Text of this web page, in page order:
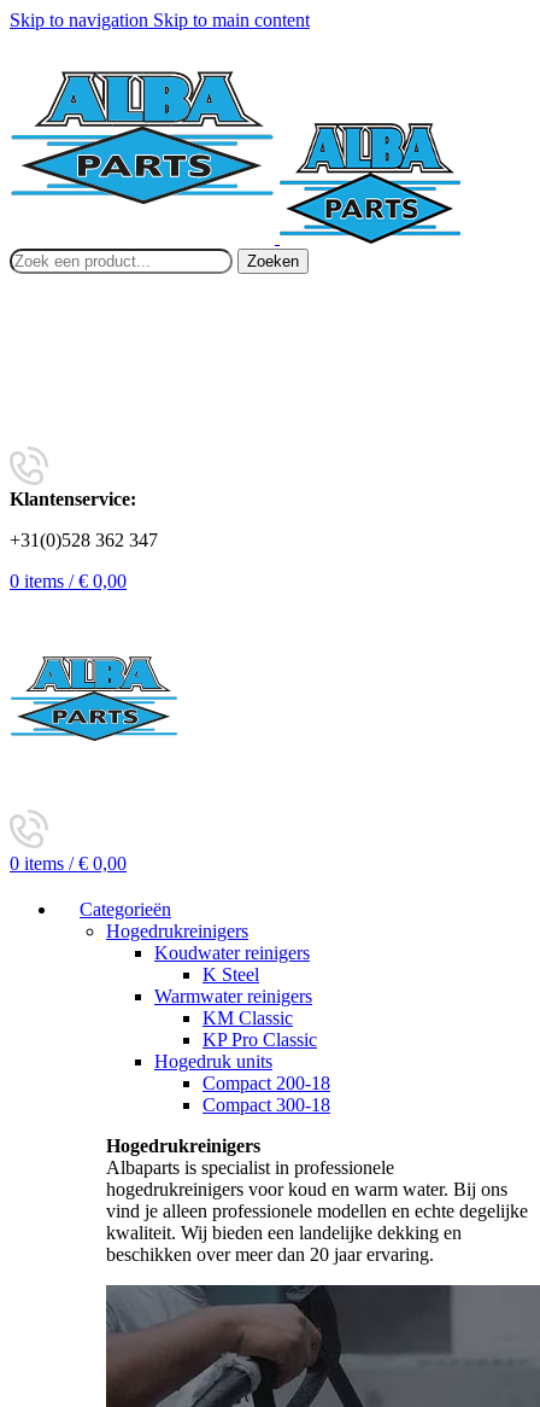
Skip to navigation Skip to main content
Zoeken
Klantenservice:
+31(0)528 362 347
0 items / € 0,00
0 items / € 0,00
Categorieën
Hogedrukreinigers
Koudwater reinigers
K Steel
Warmwater reinigers
KM Classic
KP Pro Classic
Hogedruk units
Compact 200-18
Compact 300-18
Hogedrukreinigers
Albaparts is specialist in professionele
hogedrukreinigers voor koud en warm water. Bij ons
vind je alleen professionele modellen en echte degelijke
kwaliteit. Wij bieden een landelijke dekking en
beschikken over meer dan 20 jaar ervaring.